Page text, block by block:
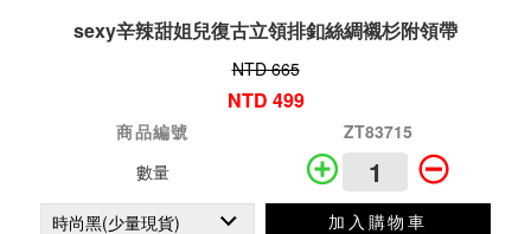
sexy辛辣甜姐兒復古立領排釦絲綢襯杉附領帶
NTD 665
NTD 499
商品編號
ZT83715
數量
加入購物車